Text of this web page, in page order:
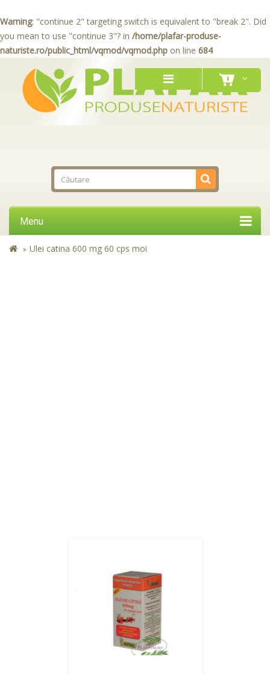
Warning: "continue 2" targeting switch is equivalent to "break 2". Did
you mean to use "continue 3"? in /home/plafar-produse-
naturiste.ro/public_html/vqmod/vqmod.php on line 684
Menu
Ulei catina 600 mg 60 cps moi